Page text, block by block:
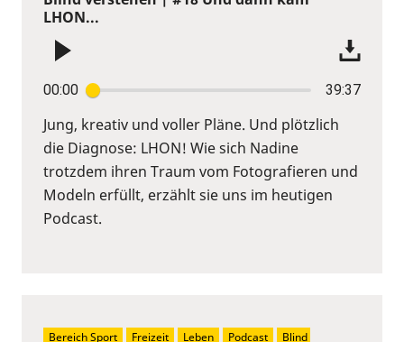
LHON...
00:00 39:37
Jung, kreativ und voller Pläne. Und plötzlich
die Diagnose: LHON! Wie sich Nadine
trotzdem ihren Traum vom Fotografieren und
Modeln erfüllt, erzählt sie uns im heutigen
Podcast.
Bereich Sport Freizeit Leben Podcast
Blind